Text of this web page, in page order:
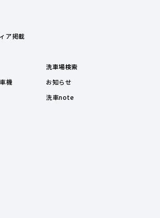
ア掲載
機
洗車場検索
お知らせ
洗車note